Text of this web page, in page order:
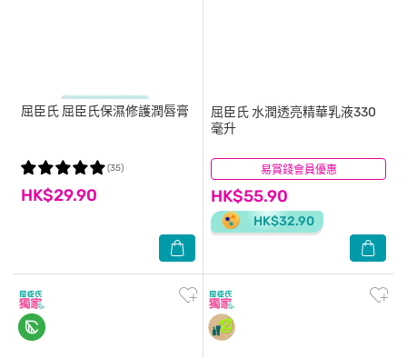
屈臣氏 屈臣氏保濕修護潤唇膏
HK$29.90
(35) 易賞錢會員優惠
屈臣氏水潤透亮精華乳液330
毫升
HK$55.90
HK$32.90
(8)